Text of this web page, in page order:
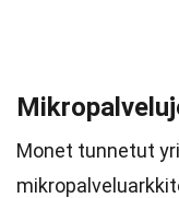
Monet tunnetut